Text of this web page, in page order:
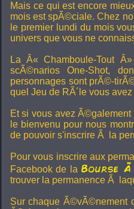
Mais ce qui est encore
mois est spÃ©ciale. Chez
le premier lundi du mois
univers que vous ne
La Â« Chamboule-Tout
scÃ©narios One-Shot,
personnages sont prÃ©-
quel Jeu de RÃ´le vous
Et si vous avez
le bienvenu pour nous
de pouvoir s'inscrire Ã la
Pour vous inscrire aux
Facebook de la Bourse
trouver la permanence Ã
Sur chaque Ã©vÃ©nement